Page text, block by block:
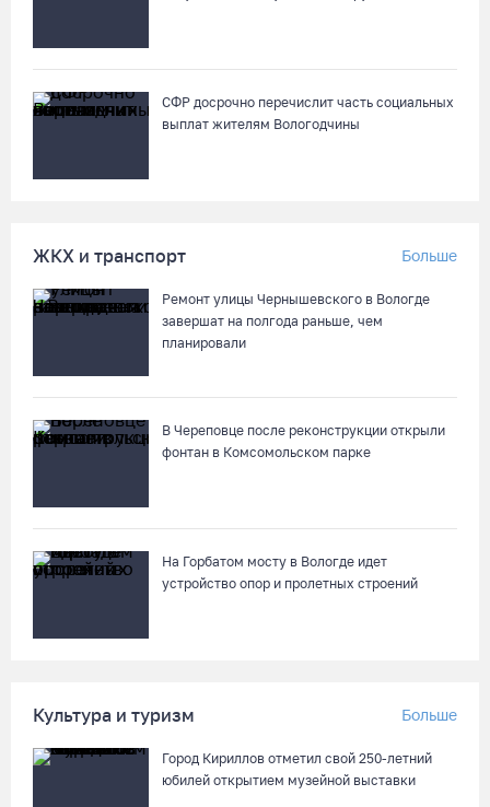
СФР досрочно перечислит часть социальных
выплат жителям Вологодчины
ЖКХ и транспорт Больше
Ремонт улицы Чернышевского в Вологде
завершат на полгода раньше, чем
планировали
В Череповце после реконструкции открыли
фонтан в Комсомольском парке
На Горбатом мосту в Вологде идет
устройство опор и пролетных строений
Культура и туризм Больше
Город Кириллов отметил свой 250-летний
юбилей открытием музейной выставки